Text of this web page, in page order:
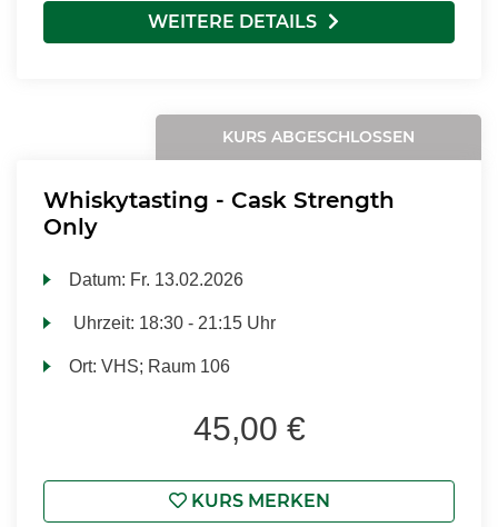
WEITERE DETAILS
KURS ABGESCHLOSSEN
Whiskytasting - Cask Strength
Only
Datum: Fr. 13.02.2026
Uhrzeit: 18:30 - 21:15 Uhr
Ort:VHS; Raum 106
45,00 €
KURS MERKEN